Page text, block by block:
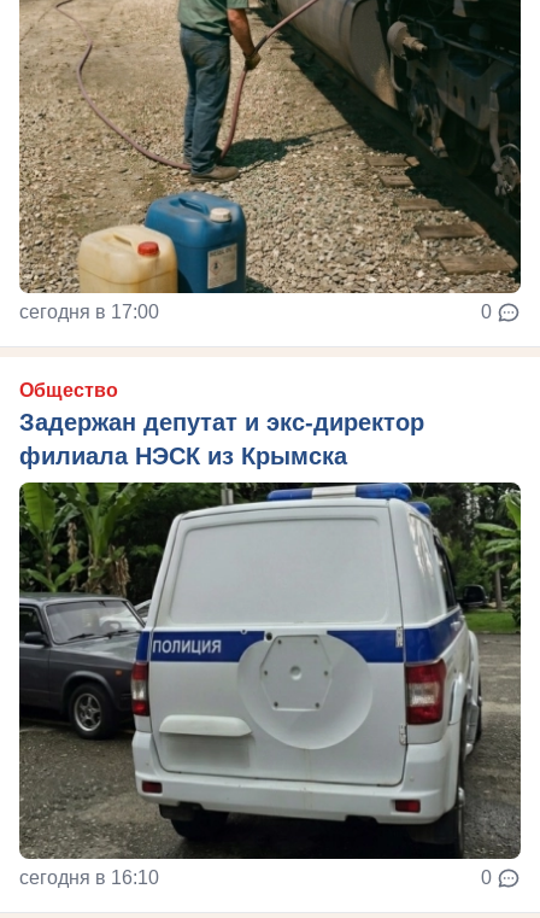
сегодня в 17:00 0
Общество
Задержан депутат и экс-директор
филиала НЭСК из Крымска
сегодня в 16:10 0